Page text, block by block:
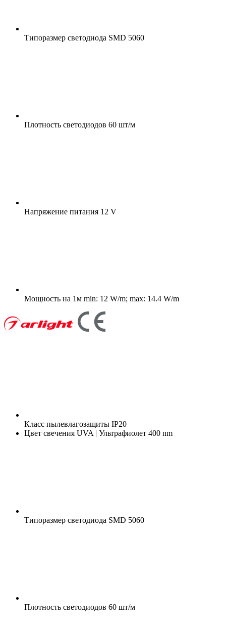
Типоразмер светодиода SMD 5060
Плотность светодиодов 60 шт/м
Напряжение питания 12 V
Мощность на 1м min: 12 W/m; max: 14.4 W/m
Класс пылевлагозащиты IP20
Цвет свечения UVA | Ультрафиолет 400 nm
Типоразмер светодиода SMD 5060
Плотность светодиодов 60 шт/м